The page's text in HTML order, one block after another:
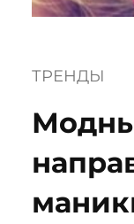
ТРЕНДЫ